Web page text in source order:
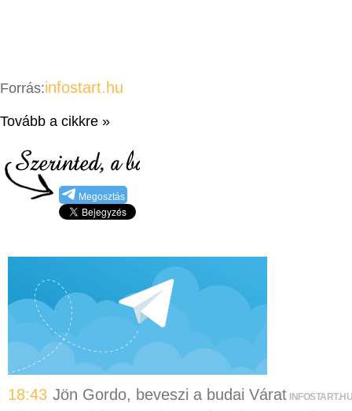
Forrás:infostart.hu
Tovább a cikkre »
Megosztás
18:43 Jön Gordo, beveszi a budai Várat INFOSTART.HU